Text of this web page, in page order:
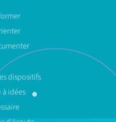
dispositifs
idées